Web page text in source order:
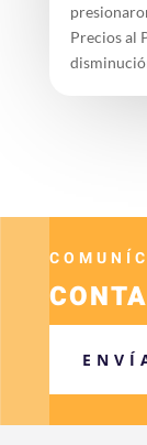
Precios al